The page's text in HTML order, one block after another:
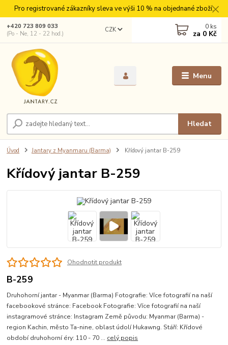
Pro registrované zákazníky sleva ve výši 10 % na objednané zboží.
Menu
CZK
Hledat
+420 723 809 033
(Po - Ne, 12 - 22 hod.)
0 ks
za 0 Kč
Úvod Jantary z Myanmaru (Barma) Křídový jantar B-259
Křídový jantar B-259
Ohodnotit produkt
B-259
Druhohorní jantar - Myanmar (Barma) Fotografie: Více fotografií na naší
facebookové stránce: Facebook Fotografie: Více fotografií na naší
instagramové stránce: Instagram Země původu: Myanmar (Barma) -
region Kachin, město Ta-nine, oblast údolí Hukawng. Stáří: Křídové
období druhohorní éry: 110 - 70 ... celý popis